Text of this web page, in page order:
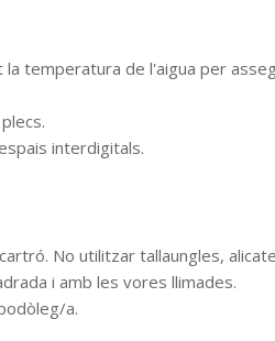
temperatura de l'aigua per
interdigitals.
No utilitzar tallaungles,
i amb les vores llimades.
a.